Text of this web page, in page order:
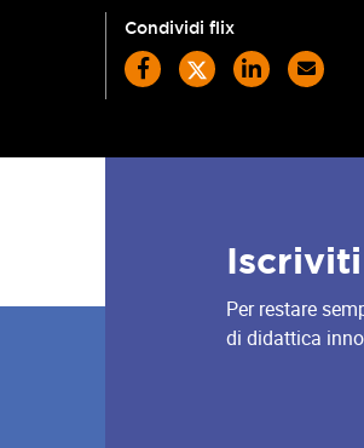
Condividi flix
Per restare
di didattica